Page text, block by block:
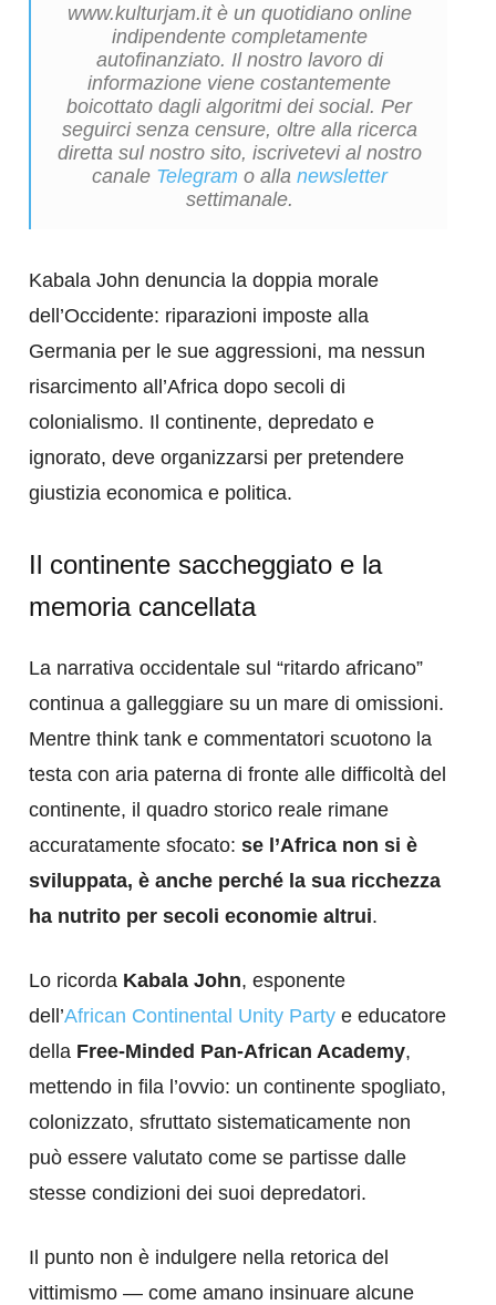
www.kulturjam.it è un quotidiano online
indipendente completamente
autofinanziato. Il nostro lavoro di
informazione viene costantemente
boicottato dagli algoritmi dei social. Per
seguirci senza censure, oltre alla ricerca
diretta sul nostro sito, iscrivetevi al nostro
canale Telegram o alla newsletter
settimanale.
Kabala John denuncia la doppia morale
dell’Occidente: riparazioni imposte alla
Germania per le sue aggressioni, ma nessun
risarcimento all’Africa dopo secoli di
colonialismo. Il continente, depredato e
ignorato, deve organizzarsi per pretendere
giustizia economica e politica.
Il continente saccheggiato e la
memoria cancellata
La narrativa occidentale sul “ritardo africano”
continua a galleggiare su un mare di omissioni.
Mentre think tank e commentatori scuotono la
testa con aria paterna di fronte alle difficoltà del
continente, il quadro storico reale rimane
accuratamente sfocato: se l’Africa non si è
sviluppata, è anche perché la sua ricchezza
ha nutrito per secoli economie altrui.
Lo ricorda Kabala John, esponente
dell’African Continental Unity Party e educatore
della Free-Minded Pan-African Academy,
mettendo in fila l’ovvio: un continente spogliato,
colonizzato, sfruttato sistematicamente non
può essere valutato come se partisse dalle
stesse condizioni dei suoi depredatori.
Il punto non è indulgere nella retorica del
vittimismo — come amano insinuare alcune